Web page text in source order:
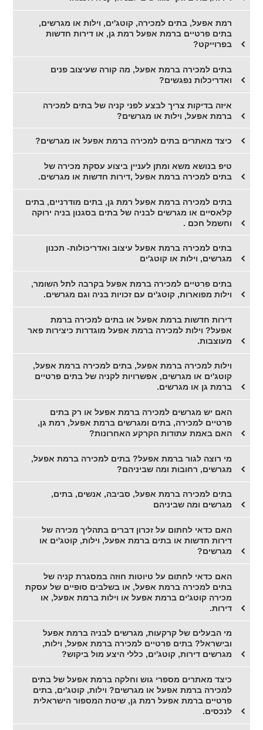
רמת אפעל, בתים למכירה, קוטג'ים, וילות או מגרשים,
בתים פרטיים ברמת אפעל רמת גן, או דירות חדשות
בפרוייקט?
בתים למכירה ברמת אפעל, מה קורה שעיצוב פנים
ואדריכלות נפגשים?
איזה בדיקות צריך לבצע לפני קניה של בתים למכירה
ברמת אפעל, וילות או מגרשים?
כיצד מאתרים בתים למכירה ברמת אפעל או מגרשים?
טיפ בנושא משא ומתן לעניין ביצוע עסקת מכירה של
בתים למכירה ברמת אפעל ,דירות חדשות או מגרשים.
בתים למכירה ברמת אפעל רמת גן, בתים מודרניים, בתים
קלאסיים או מגרשים לבניה של בתים בסגנון בניה ירוקה
וחשמל חכם .
בתים למכירה ברמת אפעל עיצוב ואדריכולות- תכנון
מגרשים, וילות או קוטג'ים
בתים פרטיים למכירה ברמת אפעל בקרבה לתל השומר,
וילות מפוארות, קוטג'ים עם זכויות בניה וגם מגרשים.
דירות חדשות ברמת אפעל או בתים למכירה ברמת
אפעל? וילות למכירה ברמת אפעל מוגדרות כיצירות פאר
מעוצבות.
וילות למכירה ברמת אפעל, בתים למכירה ברמת אפעל,
קוטג'ים או מגרשים, אפשרויות לקניה של בתים פרטיים
ברמת גן או מגרשים.
האם יש מגרשים למכירה ברמת אפעל או רק בתים
פרטיים למכירה, בתים ומגרשים ברמת אפעל, רמת גן,
האם באמת עתודות הקרקע האחרונות?
מי רוצה לגור ברמת אפעל? בתים למכירה ברמת אפעל,
מגרשים, רחובות ומה שביניהם?
בתים למכירה ברמת אפעל, סביבה, אנשים, בתים,
מגרשים ומה שביניהם
האם כדאי לחתום על זכרון דברים בתהליך מכירה של
דירות חדשות או בתים ברמת אפעל, וילות, קוטג'ים או
מגרשים?
האם כדאי לחתום על טיוטות חוזה במסגרת קניה של
בתים למכירה ברמת אפעל, או בשלבים סופיים של עסקת
מכירה קוטג'ים ברמת אפעל או וילות ברמת אפעל, או
דירות.
מי הבעלים של קרקעות, מגרשים לבניה ברמת אפעל
ובישראל? בתים פרטיים למכירה ברמת אפעל, וילות,
מגרשים דירות, קוטג'ים, כללי היצע מול ביקוש?
כיצד מאתרים מספרי גוש וחלקה ברמת אפעל של בתים
למכירה ברמת אפעל או מגרשים? וילות, קוטג'ים, בתים
פרטיים ברמת אפעל רמת גן, שיטת המספור הישראלית
לנכסים.